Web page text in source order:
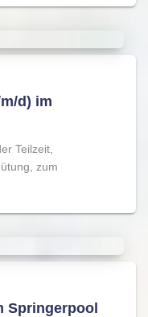
d) im
Teilzeit,
zum
Springerpool